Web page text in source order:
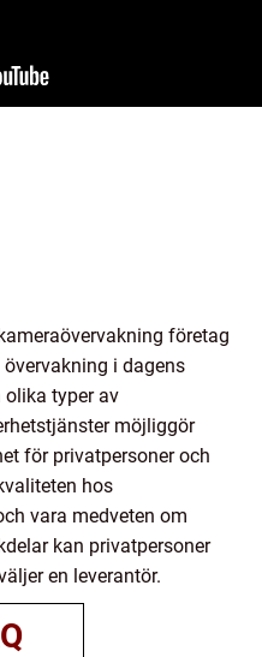
företag
i dagens
olika typer av
möjliggör
för privatpersoner och
hos
vara medveten om
kan privatpersoner
en leverantör.